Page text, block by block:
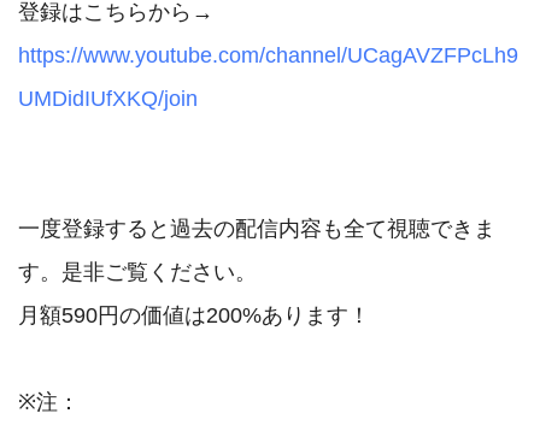
https://www.youtube.com/channel/UCagAVZFPcLh9
UMDidIUfXKQ/join
一度登録すると過去の配信内容も全て視聴できま
す。是非ご覧ください。
月額590円の価値は200%あります！
※注：